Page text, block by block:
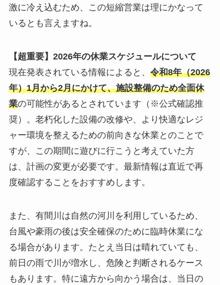
激に冷え込むため、この短縮営業は理にかなって
いるとも言えますね。
【超重要】2026年の休業スケジュールについて
現在発表されている情報によると、 令和8年（2026
年）1月から2月にかけて、施設整備のため全面休
業の可能性があるとされています（※公式確認推
奨）。老朽化した設備の改修や、より快適なレジ
ャー環境を整えるための前向きな休業とのことで
すが、この期間に遊びに行こうと考えていた方
は、計画の変更が必要です。最新情報は直近で再
度確認することをおすすめします。
また、有間川は自然の河川を利用しているため、
台風や豪雨の後は安全確保のために臨時休業にな
る場合があります。たとえ当日は晴れていても、
前日の雨で川が増水し、危険と判断されるケース
もあります。特に遠方から向かう場合は、当日の